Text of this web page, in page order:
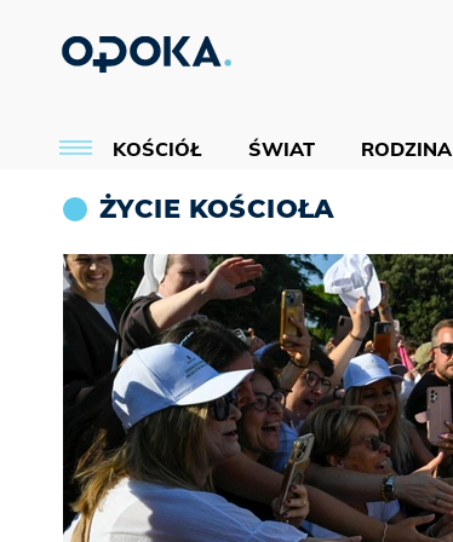
KOŚCIÓŁ ŚWIAT RODZINA
ŻYCIE KOŚCIOŁA